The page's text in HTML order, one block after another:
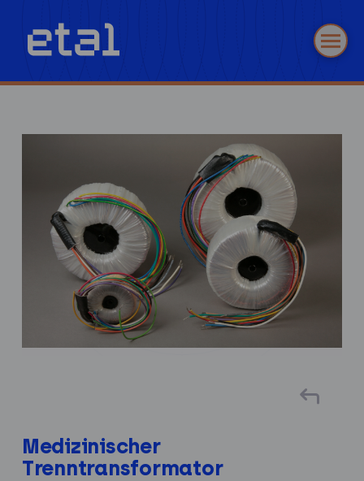
Medizinischer
Trenntransformator